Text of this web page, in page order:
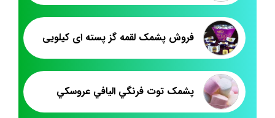
فروش پشمک لقمه گز پسته ای کیلویی
پشمک توت فرنگي اليافي عروسکي